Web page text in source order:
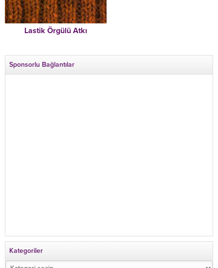
Lastik Örgülü Atkı
Sponsorlu Bağlantılar
Kategoriler
Kategoriler